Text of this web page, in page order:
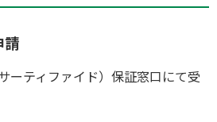
請
ーティファイド）保証窓口にて受